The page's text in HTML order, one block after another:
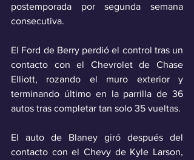
postemporada por segunda semana
consecutiva.
El Ford de Berry perdió el control tras un
contacto con el Chevrolet de Chase
Elliott, rozando el muro exterior y
terminando último en la parrilla de 36
autos tras completar tan solo 35 vueltas.
El auto de Blaney giró después del
contacto con el Chevy de Kyle Larson,